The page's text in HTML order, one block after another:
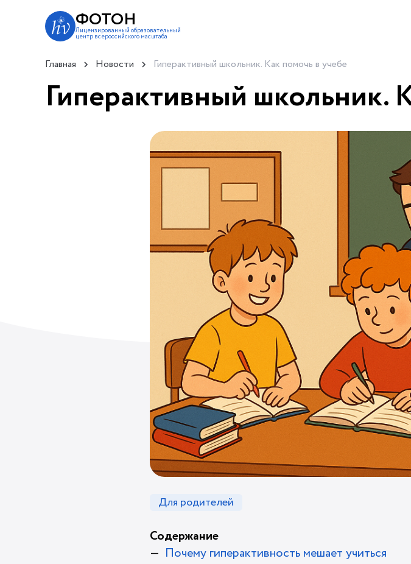
ФОТОН
Лицензированный образовательный
центр всероссийского масштаба
Главная Новости Гиперактивный школьник. Как помочь в учебе
Гиперактивный школьник.
Для родителей
Содержание
Почему гиперактивность мешает учиться